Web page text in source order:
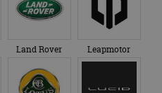
Land Rover Leapmotor